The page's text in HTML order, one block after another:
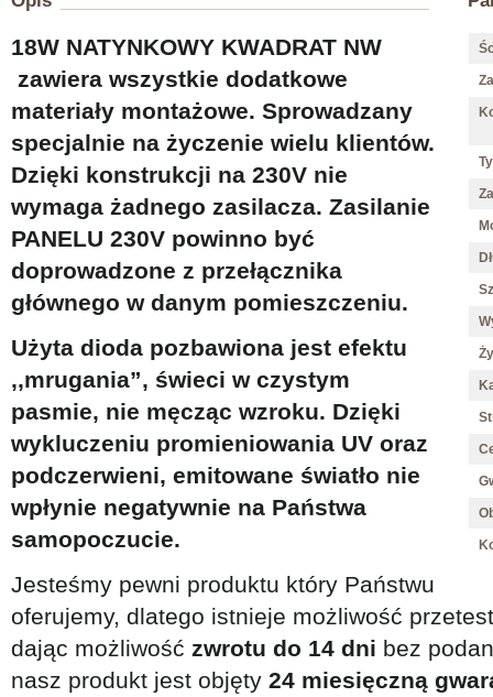
18W NATYNKOWY KWADRAT NW
zawiera wszystkie dodatkowe
materiały montażowe. Sprowadzany
specjalnie na życzenie wielu klientów.
Dzięki konstrukcji na 230V nie
wymaga żadnego zasilacza. Zasilanie
PANELU 230V powinno być
doprowadzone z przełącznika
głównego w danym pomieszczeniu.
Użyta dioda pozbawiona jest efektu
,,mrugania”, świeci w czystym
pasmie, nie męcząc wzroku. Dzięki
wykluczeniu promieniowania UV oraz
podczerwieni, emitowane światło nie
wpłynie negatywnie na Państwa
samopoczucie.
Jesteśmy pewni produktu który Państwu
oferujemy, dlatego istnieje możliwość
dając możliwość zwrotu do 14 dni bez
nasz produkt jest objęty 24 miesięczną